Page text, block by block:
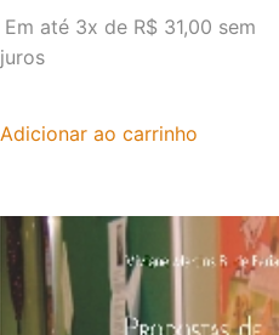
Em até 3x de R$ 31,00 sem
juros
Adicionar ao carrinho